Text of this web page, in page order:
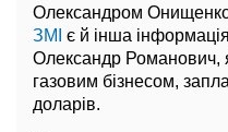
Олександром
ЗМІ є й інша
Олександр Романович,
газовим бізнесом,
доларів.